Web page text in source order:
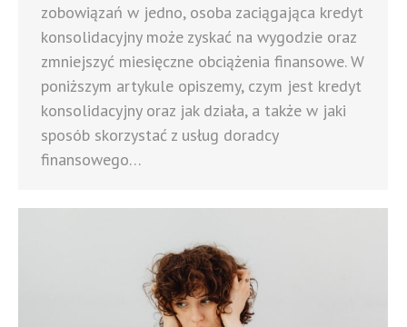
zobowiązań w jedno, osoba zaciągająca kredyt
konsolidacyjny może zyskać na wygodzie oraz
zmniejszyć miesięczne obciążenia finansowe. W
poniższym artykule opiszemy, czym jest kredyt
konsolidacyjny oraz jak działa, a także w jaki
sposób skorzystać z usług doradcy
finansowego…